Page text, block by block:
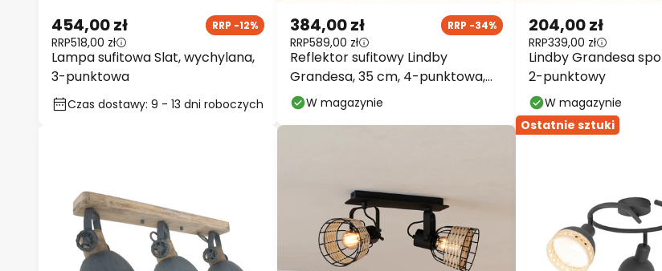
Lampa sufitowa Slat, wychylana,
3-punktowa
454,00 zł RRP -12%
RRP518,00 zł
Czas dostawy: 9 - 13 dni roboczych
Reflektor sufitowy Lindby
Grandesa, 35 cm, 4-punktowa,
drewno, metal
384,00 zł RRP -34%
RRP589,00 zł
W magazynie
Lindby Grandesa
2-punktowy
204,00 zł
RRP339,00 zł
W magazynie
Ostatnie sztuki